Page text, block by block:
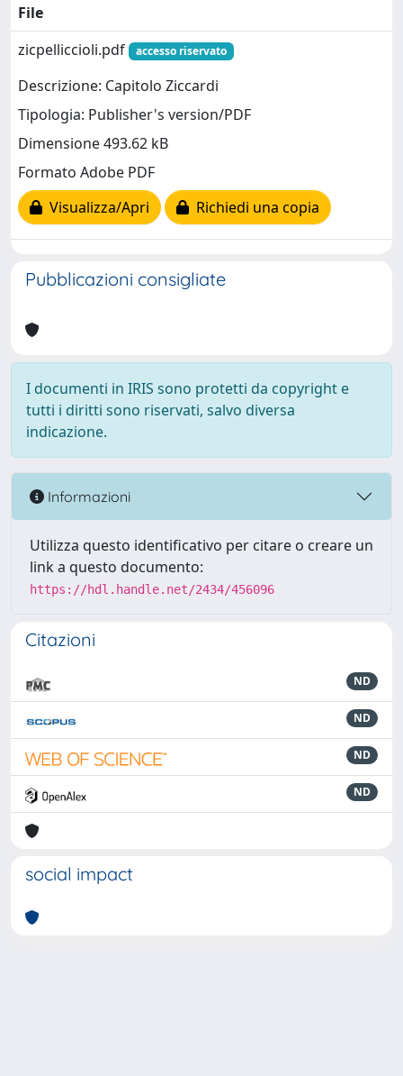
File
zicpelliccioli.pdf
accesso riservato
Descrizione: Capitolo Ziccardi
Tipologia: Publisher's version/PDF
Dimensione 493.62 kB
Formato Adobe PDF
Visualizza/Apri
Richiedi una copia
Pubblicazioni consigliate
I documenti in IRIS sono protetti da copyright e
tutti i diritti sono riservati, salvo diversa
indicazione.
Informazioni
Utilizza questo identificativo per citare o creare un
link a questo documento:
https://hdl.handle.net/2434/456096
Citazioni
ND
ND
ND
ND
social impact